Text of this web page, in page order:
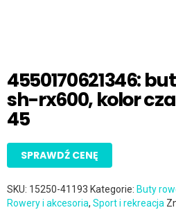
4550170621346:
sh-rx600, kolor
45
SPRAWDŹ CENĘ
SKU: 15250-41193 Kategorie: Buty
Rowery i akcesoria, Sport i rekreacja